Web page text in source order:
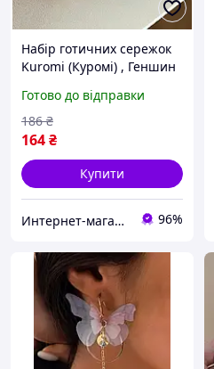
Набір готичних сережок
Kuromi (Куромі) , Геншин
аніме корейський стиль
y2k kpop 3 пари чорний
(AN)21205
Готово до відправки
164₴
186 ₴
Купити
Интернет-магазин "Korni" 96%